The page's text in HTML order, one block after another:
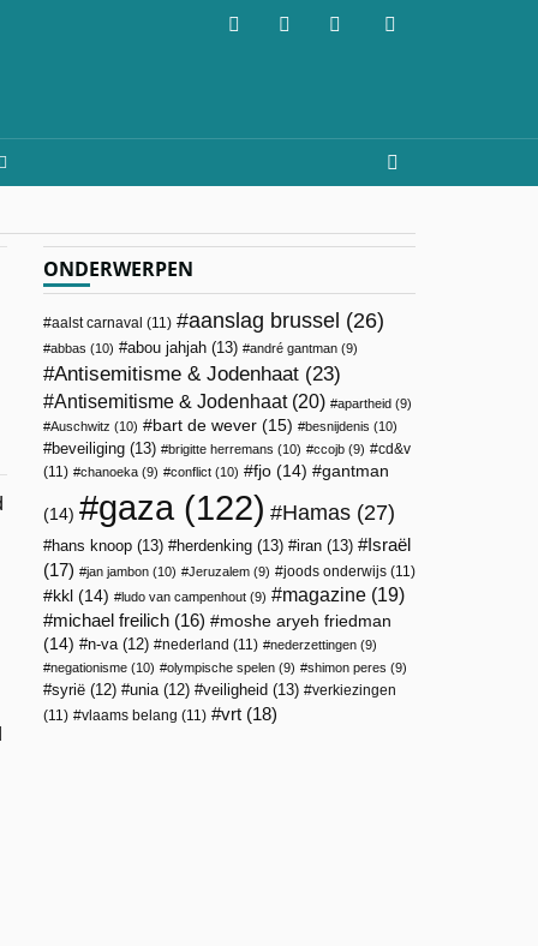
ONDERWERPEN
aalst carnaval (11) aanslag brussel (26)
abbas (10) abou jahjah (13) andré gantman (9)
Antisemitisme & Jodenhaat (23)
Antisemitisme & Jodenhaat(20) apartheid (9)
Auschwitz (10) bart de wever (15) besnijdenis (10)
beveiliging (13) brigitte herremans (10) ccojb (9)
cd&v
(11)
chanoeka (9) conflict (10) fjo (14) gantman
(14) gaza(122) Hamas (27)
hans knoop (13) herdenking (13) iran (13)
Israël
(17)
jan jambon (10) Jeruzalem (9) joods onderwijs (11)
kkl (14) ludo van campenhout (9) magazine (19)
michael freilich (16)
moshe aryeh friedman
(14)
n-va(12) nederland (11) nederzettingen (9)
negationisme (10) olympische spelen (9) shimon peres (9)
syrië (12) unia(12) veiligheid (13)
verkiezingen
(11)
vlaams belang (11) vrt (18)